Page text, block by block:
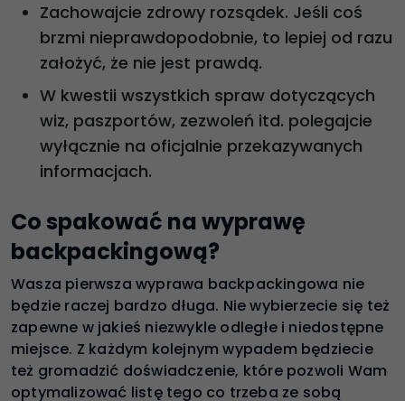
Zachowajcie zdrowy rozsądek. Jeśli coś
brzmi nieprawdopodobnie, to lepiej od razu
założyć, że nie jest prawdą.
W kwestii wszystkich spraw dotyczących
wiz, paszportów, zezwoleń itd. polegajcie
wyłącznie na oficjalnie przekazywanych
informacjach.
Co spakować na wyprawę
backpackingową?
Wasza pierwsza wyprawa backpackingowa nie
będzie raczej bardzo długa. Nie wybierzecie się też
zapewne w jakieś niezwykle odległe i niedostępne
miejsce. Z każdym kolejnym wypadem będziecie
też gromadzić doświadczenie, które pozwoli Wam
optymalizować listę tego co trzeba ze sobą